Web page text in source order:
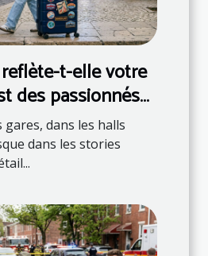
t-elle votre
des passionnés
gares, dans les halls
dans les stories